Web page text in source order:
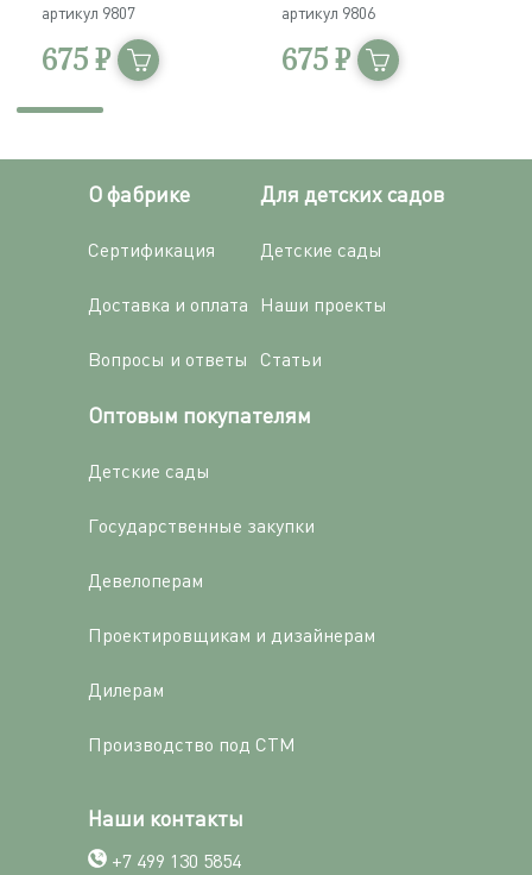
артикул 9807
675 ₽
артикул 9806
675 ₽
О фабрике
Сертификация
Доставка и оплата
Вопросы и ответы
Для детских садов
Детские сады
Наши проекты
Статьи
Оптовым покупателям
Детские сады
Государственные закупки
Девелоперам
Проектировщикам и дизайнерам
Дилерам
Производство под СТМ
Наши контакты
+7 499 130 5854